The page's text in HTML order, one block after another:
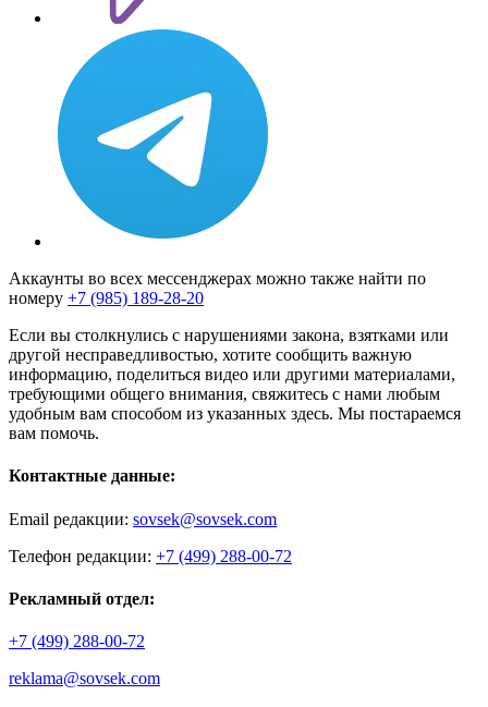
Аккаунты во всех мессенджерах можно также найти по
номеру +7 (985) 189-28-20
Если вы столкнулись с нарушениями закона, взятками или
другой несправедливостью, хотите сообщить важную
информацию, поделиться видео или другими материалами,
требующими общего внимания, свяжитесь с нами любым
удобным вам способом из указанных здесь. Мы постараемся
вам помочь.
Контактные данные:
Email редакции: sovsek@sovsek.com
Телефон редакции: +7 (499) 288-00-72
Рекламный отдел:
+7 (499) 288-00-72
reklama@sovsek.com